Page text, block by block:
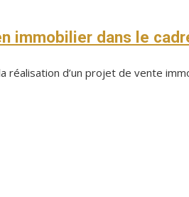
immobilier dans le
réalisation d’un projet de vente